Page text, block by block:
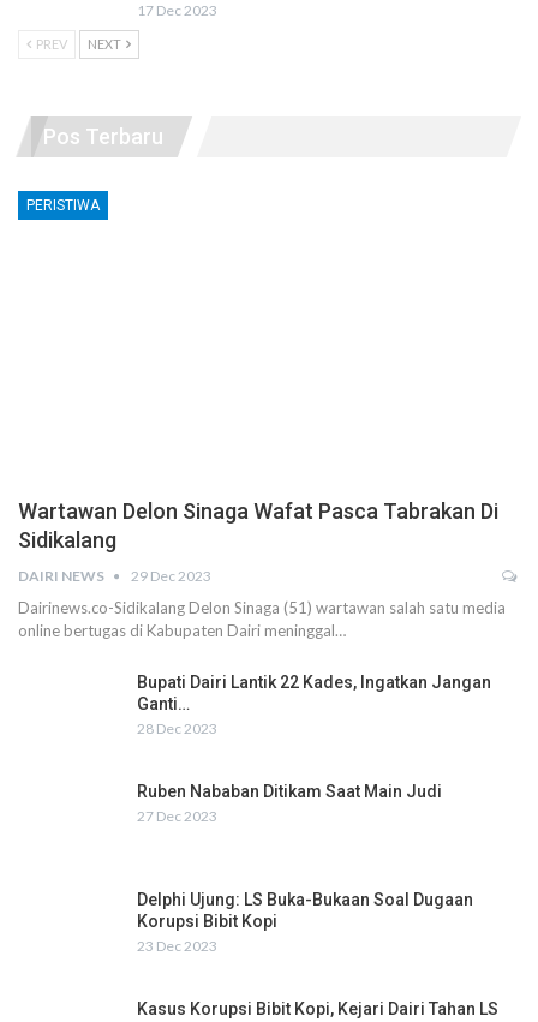
17 Dec 2023
PREV NEXT
Pos Terbaru
PERISTIWA
Wartawan Delon Sinaga Wafat Pasca Tabrakan Di
Sidikalang
DAIRI NEWS 29 Dec 2023
Dairinews.co-Sidikalang Delon Sinaga (51) wartawan salah satu media
online bertugas di Kabupaten Dairi meninggal…
Bupati Dairi Lantik 22 Kades, Ingatkan Jangan
Ganti…
28 Dec 2023
Ruben Nababan Ditikam Saat Main Judi
27 Dec 2023
Delphi Ujung: LS Buka-Bukaan Soal Dugaan
Korupsi Bibit Kopi
23 Dec 2023
Kasus Korupsi Bibit Kopi, Kejari Dairi Tahan LS